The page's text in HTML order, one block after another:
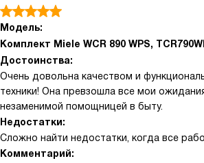
Модель:
Комплект Miele WCR 890 WPS,
Достоинства:
Очень довольна качеством и
техники! Она превзошла все мои
незаменимой помощницей в быту.
Недостатки:
Сложно найти недостатки, когда все
Комментарий: